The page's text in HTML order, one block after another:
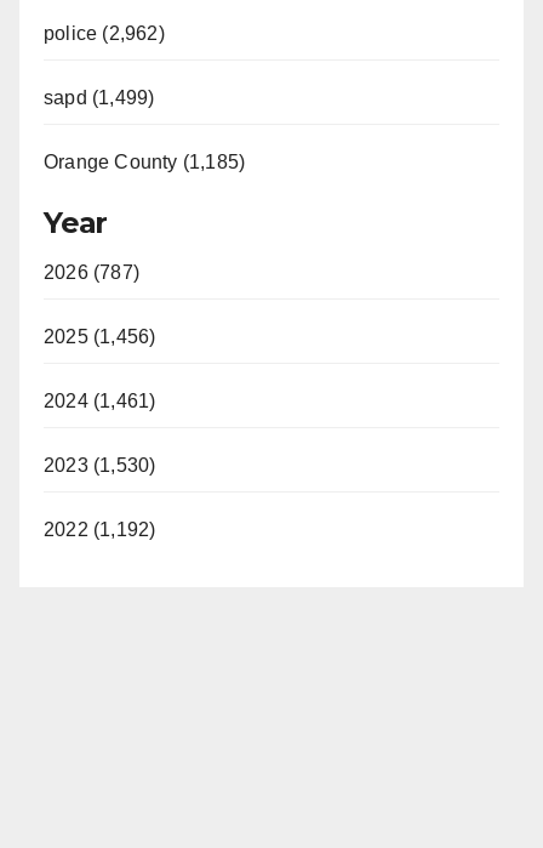
police (2,962)
sapd (1,499)
Orange County (1,185)
Year
2026 (787)
2025 (1,456)
2024 (1,461)
2023 (1,530)
2022 (1,192)